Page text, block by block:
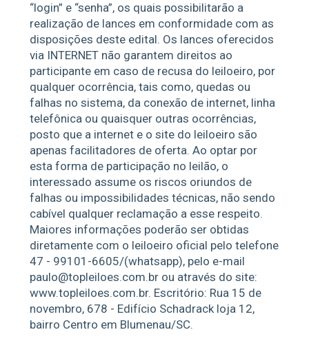
“login” e “senha”, os quais possibilitarão a
realização de lances em conformidade com as
disposições deste edital. Os lances oferecidos
via INTERNET não garantem direitos ao
participante em caso de recusa do leiloeiro, por
qualquer ocorrência, tais como, quedas ou
falhas no sistema, da conexão de internet, linha
telefônica ou quaisquer outras ocorrências,
posto que a internet e o site do leiloeiro são
apenas facilitadores de oferta. Ao optar por
esta forma de participação no leilão, o
interessado assume os riscos oriundos de
falhas ou impossibilidades técnicas, não sendo
cabível qualquer reclamação a esse respeito.
Maiores informações poderão ser obtidas
diretamente com o leiloeiro oficial pelo telefone
47 - 99101-6605/(whatsapp), pelo e-mail
paulo@topleiloes.com.brou através do site:
www.topleiloes.com.br. Escritório: Rua 15 de
novembro, 678 - Edifício Schadrack loja 12,
bairro Centro em Blumenau/SC.